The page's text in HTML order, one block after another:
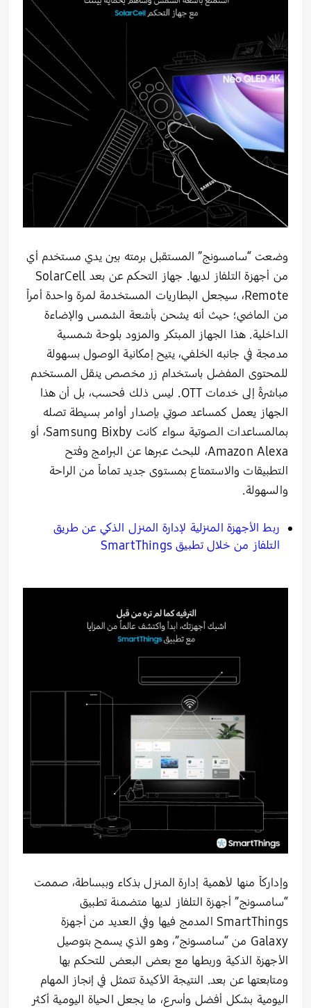
وضعت “سامسونج” المستقبل برمته بين يدي مستخدم أي
من أجهزة التلفاز لديها. جهاز التحكم عن بعد SolarCell
Remote، سيجعل البطاريات المستخدمة لمرة واحدة أمراً
من الماضي؛ حيث أنه يشحن بأشعة الشمس والإضاءة
الداخلية. هذا الجهاز المبتكر والمزود بلوحة شمسية
مدمجة في جانبه الخلفي، يتيح إمكانية الوصول بسهولة
للمحتوى المفضل باستخدام زر مخصص ينقل المستخدم
مباشرةً إلى خدمات OTT. ليس ذلك فحسب، بل أن هذا
الجهاز يعمل كمساعد صوتي بإصدار أوامر بسيطة تصله
بمالمساعدات الصوتية سواء كانت Samsung Bixby، أو
Amazon Alexa، للبحث عبرها عن البرامج وفتح
التطبيقات والاستمتاع بمستوى جديد تماماً من الراحة
والسهولة.
ربط الأجهزة المنزلية لإدارة المنزل الذكي عن طريق
التلفاز من خلال تطبيقSmartThings
وإداركاً منها لأهمية إدارة المنزل بذكاء وببساطة، صممت
“سامسونج” أجهزة التلفاز لديها متضمنة تطبيق
SmartThings المدمج فيها وفي العديد من أجهزة
Galaxy من “سامسونج”، وهو الذي يسمح بتوصيل
الأجهزة الذكية وربطها مع بعض البعض للتحكم بها
ومتابعتها عن بعد. النتيجة الأكيدة تتمثل في إنجاز المهام
اليومية بشكل أفضل وأسرع، ما يجعل الحياة اليومية أكثر